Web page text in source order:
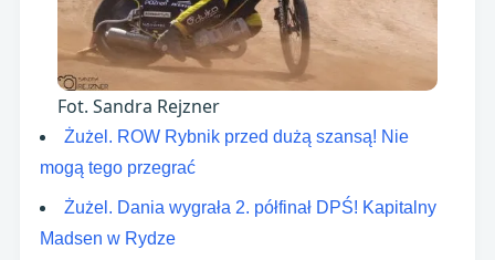
Fot. Sandra Rejzner
Żużel. ROW Rybnik przed dużą szansą! Nie
mogą tego przegrać
Żużel. Dania wygrała 2. półfinał DPŚ! Kapitalny
Madsen w Rydze